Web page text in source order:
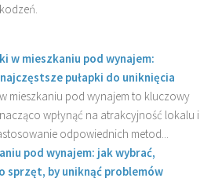
w mieszkaniu pod wynajem:
pułapki do uniknięcia
mieszkaniu pod wynajem to kluczowy
wpłynąć na atrakcyjność lokalu i
odpowiednich metod...
pod wynajem: jak wybrać,
sprzęt, by uniknąć problemów